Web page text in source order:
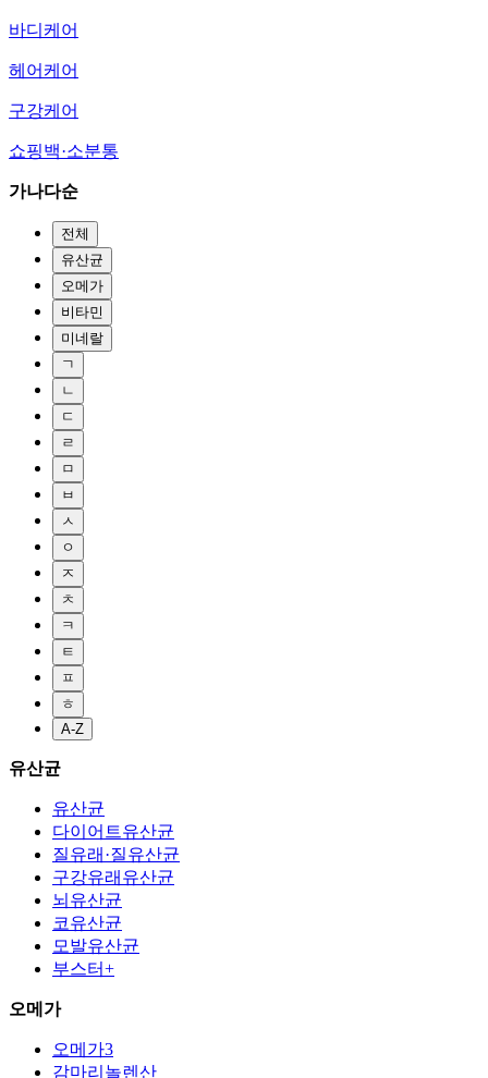
바디케어
헤어케어
구강케어
쇼핑백·소분통
가나다순
전체
유산균
오메가
비타민
미네랄
ㄱ
ㄴ
ㄷ
ㄹ
ㅁ
ㅂ
ㅅ
ㅇ
ㅈ
ㅊ
ㅋ
ㅌ
ㅍ
ㅎ
A-Z
유산균
유산균
다이어트유산균
질유래·질유산균
구강유래유산균
뇌유산균
코유산균
모발유산균
부스터+
오메가
오메가3
감마리놀렌산